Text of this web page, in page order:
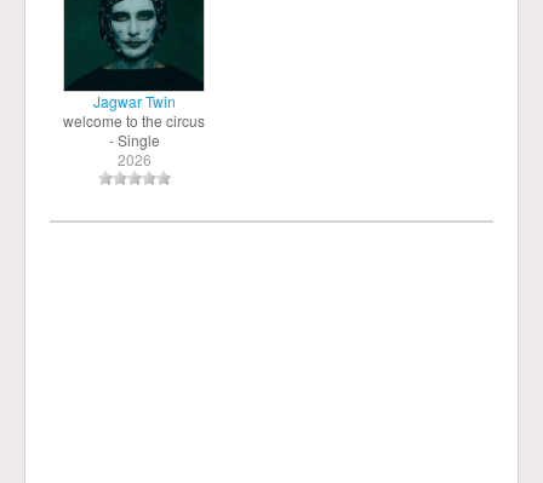
Jagwar Twin
welcome to the circus
- Single
2026